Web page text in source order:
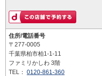
住所/電話番号
〒277-0005
千葉県柏市柏1-1-11
ファミリかしわ 3階
TEL： 0120-861-360